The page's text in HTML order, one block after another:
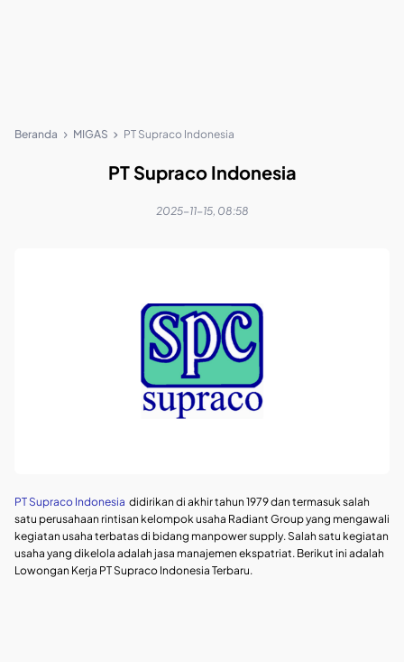
Beranda MIGAS PT Supraco Indonesia
PT Supraco Indonesia
2025-11-15, 08:58
PT Supraco Indonesia didirikan di akhir tahun 1979 dan termasuk salah
satu perusahaan rintisan kelompok usaha Radiant Group yang mengawali
kegiatan usaha terbatas di bidang manpower supply. Salah satu kegiatan
usaha yang dikelola adalah jasa manajemen ekspatriat. Berikut ini adalah
Lowongan Kerja PT Supraco Indonesia Terbaru.